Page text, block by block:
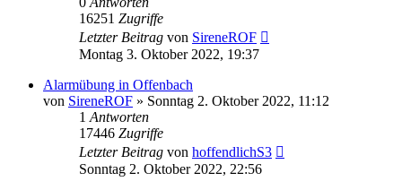
16251 Zugriffe
Letzter Beitrag von SireneROF
Montag 3. Oktober 2022, 19:37
Alarmübung in Offenbach
von SireneROF » Sonntag 2. Oktober 2022, 11:12
1 Antworten
17446 Zugriffe
Letzter Beitrag von hoffendlichS3
Sonntag 2. Oktober 2022, 22:56